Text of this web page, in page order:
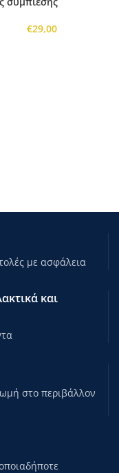
€29,00
με ασφάλεια
και
στο περιβάλλον